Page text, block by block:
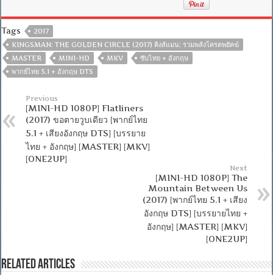
Tags
2017
KINGSMAN: THE GOLDEN CIRCLE (2017) คิงส์แมน: รวมพลังโครตพยัคฆ์
MASTER
MINI-HD MKV
ซับไทย + อังกฤษ
พากย์ไทย 5.1 + อังกฤษ DTS
Previous
[MINI-HD 1080P] Flatliners
(2017) ขอตายวูบเดียว [พากย์ไทย
5.1 + เสียงอังกฤษ DTS] [บรรยาย
ไทย + อังกฤษ] [MASTER] [MKV]
[ONE2UP]
Next
[MINI-HD 1080P] The
Mountain Between Us
(2017) [พากย์ไทย 5.1 + เสียง
อังกฤษ DTS] [บรรยายไทย +
อังกฤษ] [MASTER] [MKV]
[ONE2UP]
Related Articles